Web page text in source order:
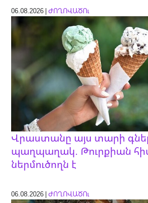
06.08.2026 |ԺՈՂՈՎԱԾՈւ
Վրաստանը այս տարի
պաղպաղակ. Թուրքիան
ներմուծողն է
06.08.2026 |ԺՈՂՈՎԱԾՈւ